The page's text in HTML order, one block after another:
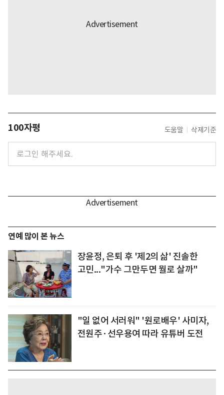
100자평 도움말 삭제기준
연예 많이 본 뉴스
장윤정, 은퇴 후 '제2의 삶' 진솔한
고민..."가수 그만두면 뭘로 살까"
"일 없어 서러워" '원로배우' 사미자,
전원주·선우용여 따라 유튜버 도전